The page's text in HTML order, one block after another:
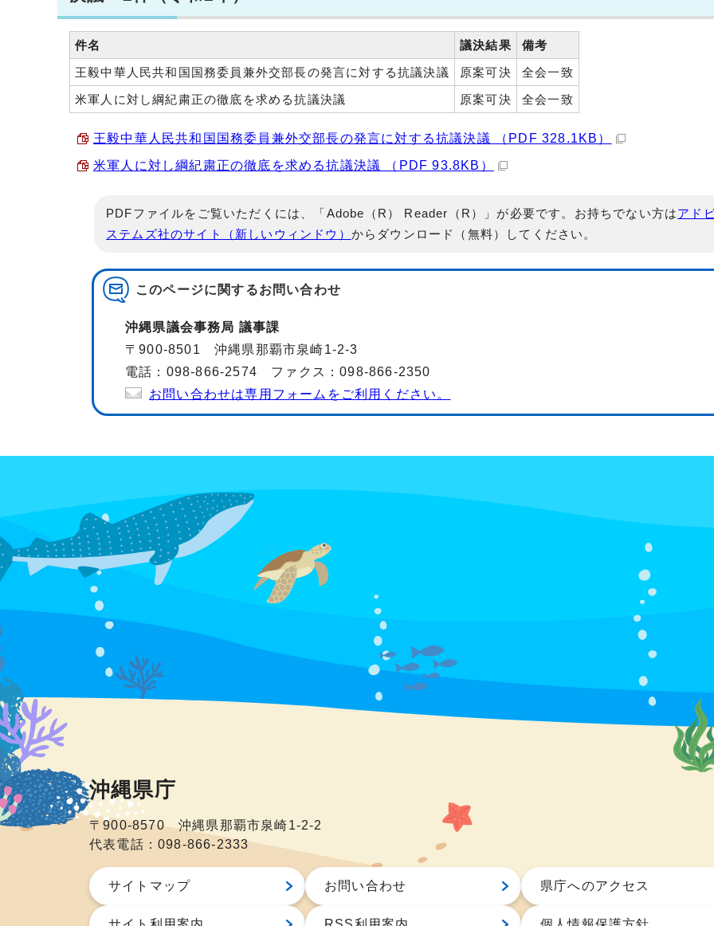
件名 議決結果
備考
王毅中華人民共和国国務委員兼外交部長の発言に対する抗議決議
原案可決
全会一致
米軍人に対し綱紀粛正の徹底を求める抗議決議
原案可決 全会一致
王毅中華人民共和国国務委員兼外交部長の発言に対する抗議決議 （PDF 328.1KB）
米軍人に対し綱紀粛正の徹底を求める抗議決議 （PDF 93.8KB）
PDFファイルをご覧いただくには、「Adobe（R） Reader（R）」が必要です。お持ちでない方はアド
ステムズ社のサイト（新しいウィンドウ） からダウンロード（無料）してください。
このページに関するお問い合わせ
沖縄県議会事務局 議事課
〒900-8501 沖縄県那覇市泉崎1-2-3
電話：098-866-2574 ファクス：098-866-2350
お問い合わせは専用フォームをご利用ください。
沖縄県庁
〒900-8570 沖縄県那覇市泉崎1-2-2
代表電話：098-866-2333
サイトマップ お問い合わせ 県庁へのアクセス